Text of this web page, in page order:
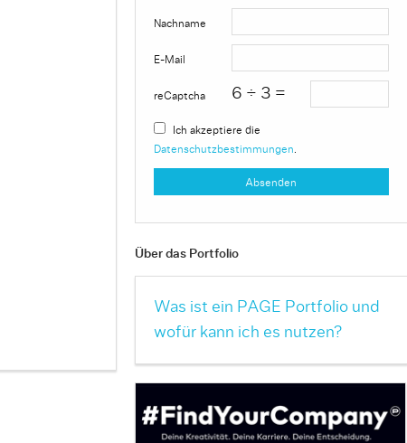
Nachname
E-Mail
reCaptcha 6 ÷ 3 =
Ich akzeptiere die
Datenschutzbestimmungen
Über das Portfolio
Was ist ein PAGE Portfolio und
wofür kann ich es nutzen?